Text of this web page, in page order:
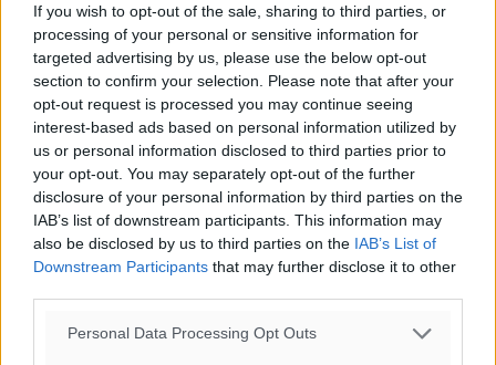
If you wish to opt-out of the sale, sharing to third parties, or
processing of your personal or sensitive information for
targeted advertising by us, please use the below opt-out
section to confirm your selection. Please note that after your
opt-out request is processed you may continue seeing
interest-based ads based on personal information utilized by
us or personal information disclosed to third parties prior to
your opt-out. You may separately opt-out of the further
disclosure of your personal information by third parties on the
IAB’s list of downstream participants. This information may
also be disclosed by us to third parties on the IAB’s List of
Downstream Participants that may further disclose it to other
Personal Data Processing Opt Outs
Πώς η τουρκική επέμβαση στη Συρία μπορεί να
απειλήσει την συνοχή του άξονα Ελλάδας – Κύπρου –
Ισραήλ Το Γιομ Κιπούρ, η Ημέρα του Εξιλασμού, είναι η
σημαντικότερη ...
10.10.19, 16:53